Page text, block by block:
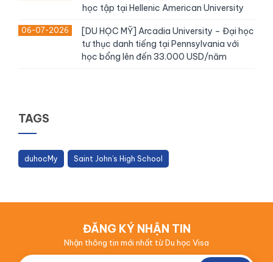
học tập tại Hellenic American University
06-07-2026
[DU HỌC MỸ] Arcadia University – Đại học
tư thục danh tiếng tại Pennsylvania với
học bổng lên đến 33.000 USD/năm
TAGS
duhocMy Saint John’s High School
ĐĂNG KÝ NHẬN TIN
Nhận thông tin mới nhất từ Du học Visa